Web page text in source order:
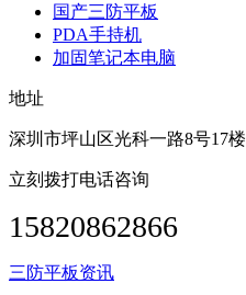
国产三防平板
PDA手持机
加固笔记本电脑
地址
深圳市坪山区光科一路8号17楼
立刻拨打电话咨询
15820862866
三防平板资讯